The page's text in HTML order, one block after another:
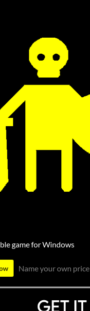
game for Windows
Name your own price